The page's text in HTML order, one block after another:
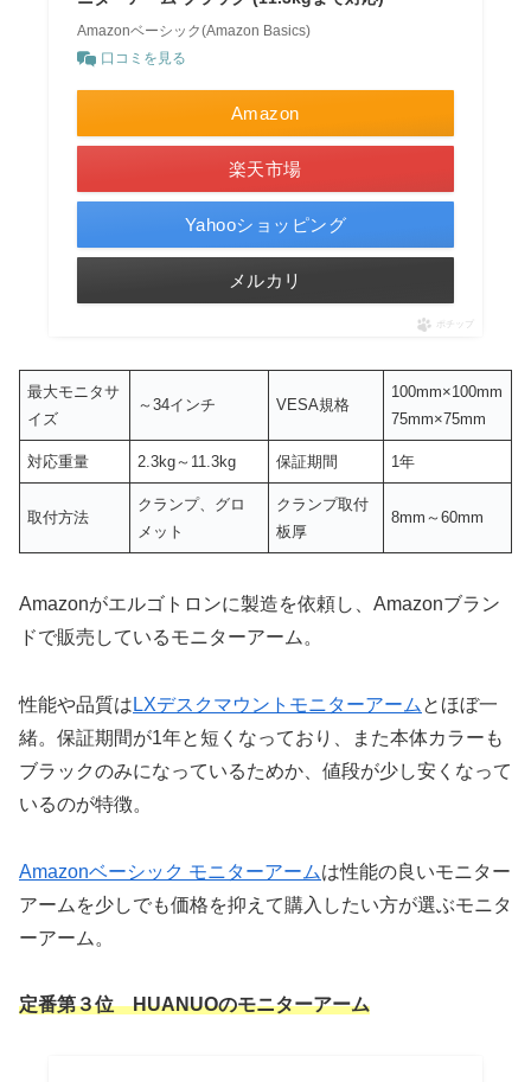
Amazonベーシック(Amazon Basics)
口コミを見る
Amazon
楽天市場
Yahooショッピング
メルカリ
ポチップ
最大モニタサ
イズ
～34インチ VESA規格
100mm×100mm
75mm×75mm
対応重量 2.3kg～11.3kg 保証期間 1年
取付方法
クランプ、グロ
メット
クランプ取付
板厚
8mm～60mm
Amazonがエルゴトロンに製造を依頼し、Amazonブラン
ドで販売しているモニターアーム。
性能や品質は LXデスクマウントモニターアーム とほぼ一
緒。保証期間が1年と短くなっており、また本体カラーも
ブラックのみになっているためか、値段が少し安くなって
いるのが特徴。
Amazonベーシック モニターアームは性能の良いモニター
アームを少しでも価格を抑えて購入したい方が選ぶモニタ
ーアーム。
定番第３位 HUANUOのモニターアーム